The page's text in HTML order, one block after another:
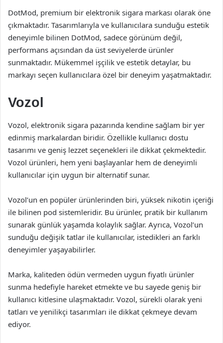
DotMod, premium bir elektronik sigara markası olarak öne
çıkmaktadır. Tasarımlarıyla ve kullanıcılara sunduğu estetik
deneyimle bilinen DotMod, sadece görünüm değil,
performans açısından da üst seviyelerde ürünler
sunmaktadır. Mükemmel işçilik ve estetik detaylar, bu
markayı seçen kullanıcılara özel bir deneyim yaşatmaktadır.
Vozol
Vozol, elektronik sigara pazarında kendine sağlam bir yer
edinmiş markalardan biridir. Özellikle kullanıcı dostu
tasarımı ve geniş lezzet seçenekleri ile dikkat çekmektedir.
Vozol ürünleri, hem yeni başlayanlar hem de deneyimli
kullanıcılar için uygun bir alternatif sunar.
Vozol’un en popüler ürünlerinden biri, yüksek nikotin içeriği
ile bilinen pod sistemleridir. Bu ürünler, pratik bir kullanım
sunarak günlük yaşamda kolaylık sağlar. Ayrıca, Vozol’un
sunduğu değişik tatlar ile kullanıcılar, istedikleri an farklı
deneyimler yaşayabilirler.
Marka, kaliteden ödün vermeden uygun fiyatlı ürünler
sunma hedefiyle hareket etmekte ve bu sayede geniş bir
kullanıcı kitlesine ulaşmaktadır. Vozol, sürekli olarak yeni
tatları ve yenilikçi tasarımları ile dikkat çekmeye devam
ediyor.